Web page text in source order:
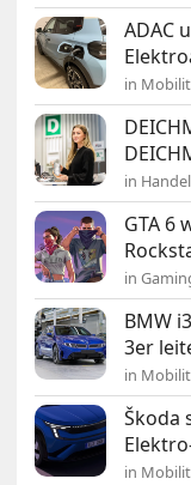
ADAC
in
in Handel
GTA 6
in
BMW
3er
in
Škoda
in